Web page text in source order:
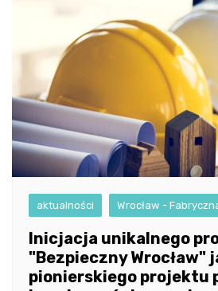
aktualności Wrocław -
Inicjacja unikalnego
"Bezpieczny Wrocław"
pionierskiego projektu